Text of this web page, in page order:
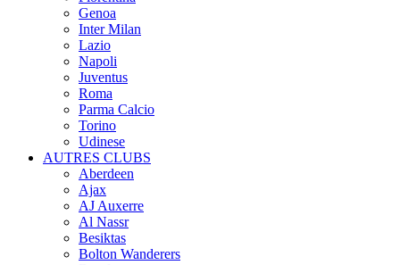
Genoa
Inter Milan
Lazio
Napoli
Juventus
Roma
Parma Calcio
Torino
Udinese
AUTRES CLUBS
Aberdeen
Ajax
AJ Auxerre
Al Nassr
Besiktas
Bolton Wanderers